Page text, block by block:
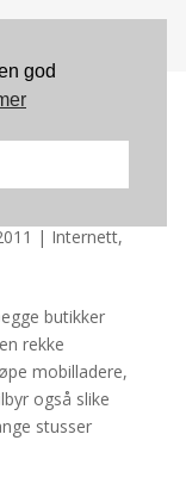
| Internett,
butikker
rekke
mobilladere,
også slike
stusser
god